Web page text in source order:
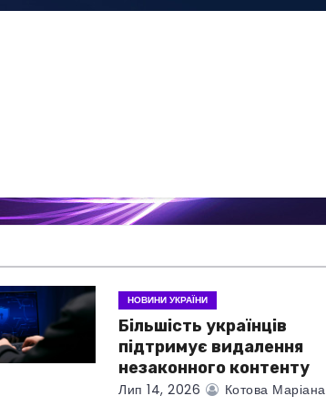
НОВИНИ УКРАЇНИ
Більшість українців
підтримує видалення
незаконного контенту
Лип 14, 2026 Котова Маріана